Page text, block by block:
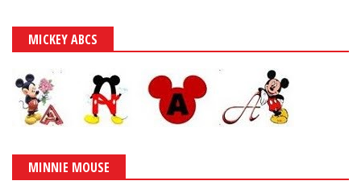
MICKEY ABCS
MINNIE MOUSE